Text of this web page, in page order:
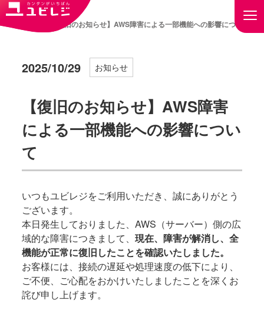
【復旧のお知らせ】AWS障害による一部機能への影響について
2025/10/29 お知らせ
【復旧のお知らせ】AWS障害
による一部機能への影響につい
て
いつもユビレジをご利用いただき、誠にありがとう
ございます。
本日発生しておりました、AWS（サーバー）側の広
域的な障害につきまして、現在、障害が解消し、全
機能が正常に復旧したことを確認いたしました。
お客様には、接続の遅延や処理速度の低下により、
ご不便、ご心配をおかけいたしましたことを深くお
詫び申し上げます。